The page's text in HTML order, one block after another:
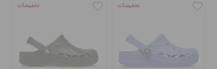
تخفيضات تخفيضات